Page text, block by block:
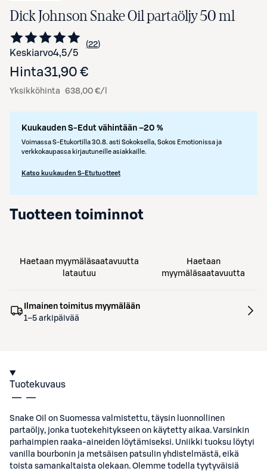
Dick Johnson Snake Oil partaöljy 50 ml
Keskiarvo4,5/5 Siirry arvioihin
22
kappaletta
Hinta31,90 €
Yksikköhinta 638,00 €/l
Kuukauden S-Edut vähintään –20 %
Voimassa S-Etukortilla 30.8. asti Sokoksella, Sokos Emotionissa ja
verkkokaupassa kirjautuneille asiakkaille.
Katso kuukauden S-Etutuotteet
Tuotteen toiminnot
Haetaan myymäläsaatavuutta
latautuu
Haetaan
myymäläsaatavuutta
Ilmainen toimitus myymälään
1–5 arkipäivää
Tuotekuvaus
Snake Oil on Suomessa valmistettu, täysin luonnollinen
partaöljy, jonka tuotekehitykseen on käytetty aikaa. Varsinkin
parhaimpien raaka-aineiden löytämiseksi. Uniikki tuoksu löytyi
vanilla bourbonin ja metsäisen patsulin yhdistelmästä, eikä
toista samankaltaista olekaan. Olemme todella tyytyväisiä